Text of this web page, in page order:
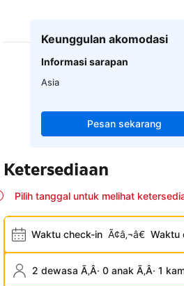
Keunggulan akomodasi
Informasi sarapan
Asia
Pesan sekarang
Ketersediaan
Pilih tanggal untuk melihat
Waktu check-in Ã¢â‚¬â€ Waktu
2 dewasa Ã‚Â· 0 anak Ã‚Â· 1